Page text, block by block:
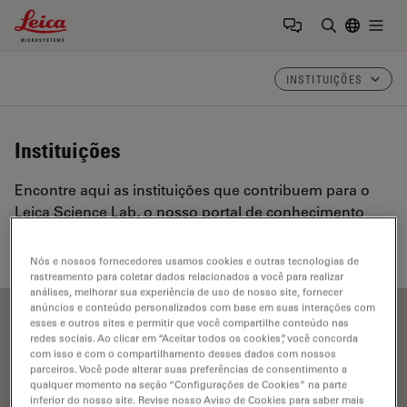
Leica Microsystems Logo
INSTITUIÇÕES
Instituições
Encontre aqui as instituições que contribuem para o
Leica Science Lab, o nosso portal de conhecimento
Show all A B C D E F G H I J K L
M N O P R S T U V W
Nós e nossos fornecedores usamos cookies e outras tecnologias de
rastreamento para coletar dados relacionados a você para realizar
análises, melhorar sua experiência de uso de nosso site, fornecer
anúncios e conteúdo personalizados com base em suas interações com
esses e outros sites e permitir que você compartilhe conteúdo nas
redes sociais. Ao clicar em “Aceitar todos os cookies”, você concorda
com isso e com o compartilhamento desses dados com nossos
parceiros. Você pode alterar suas preferências de consentimento a
qualquer momento na seção “Configurações de Cookies” na parte
inferior do nosso site. Revise nosso Aviso de Cookies para saber mais